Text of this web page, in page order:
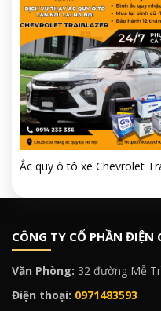
Ắc quy ô tô xe Chevrolet
CÔNG TY CỔ PHẦN ĐIỆN
Văn Phòng: 32 đường Mễ
Điện thoại: 0971483593